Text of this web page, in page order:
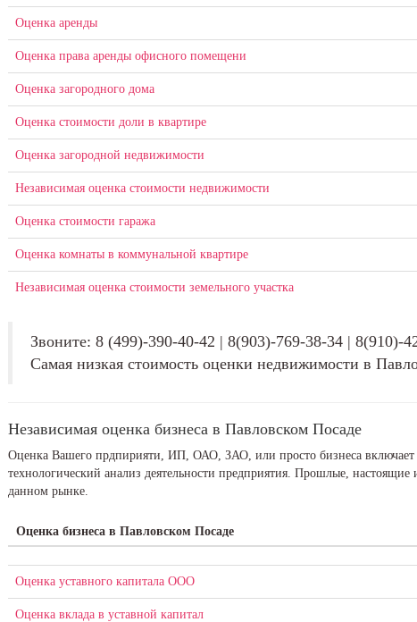
Оценка аренды
Оценка права аренды офисного помещени
Оценка загородного дома
Оценка стоимости доли в квартире
Оценка загородной недвижимости
Независимая оценка стоимости недвижимости
Оценка стоимости гаража
Оценка комнаты в коммунальной квартире
Независимая оценка стоимости земельного участка
Звоните: 8 (499)-390-40-42 | 8(903)-769-38-34 | 8(910)-
Самая низкая стоимость оценки недвижимости в
Независимая оценка бизнеса в Павловском Посаде
Оценка Вашего прдпирияти, ИП, ОАО, ЗАО, или просто бизнеса
технологический анализ деятельности предприятия. Прошлые,
данном рынке.
Оценка бизнеса в Павловском Посаде
Оценка уставного капитала ООО
Оценка вклада в уставной капитал